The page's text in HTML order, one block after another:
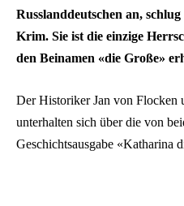
Russlanddeutschen an,
Krim. Sie ist die einzige
den Beinamen «die Große»
Der Historiker Jan von Flocken
unterhalten sich über die von
Geschichtsausgabe «Katharina